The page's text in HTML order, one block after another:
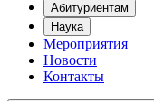
Абитуриентам
Наука
Мероприятия
Новости
Контакты